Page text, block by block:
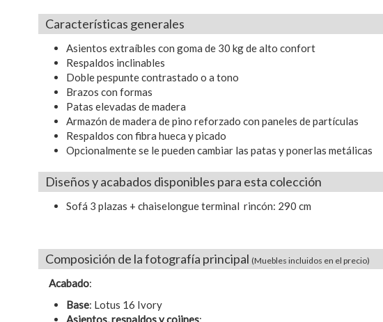
Características generales
Asientos extraíbles con goma de 30 kg de alto confort
Respaldos inclinables
Doble pespunte contrastado o a tono
Brazos con formas
Patas elevadas de madera
Armazón de madera de pino reforzado con paneles de partículas
Respaldos con fibra hueca y picado
Opcionalmente se le pueden cambiar las patas y ponerlas metálicas
Diseños y acabados disponibles para esta colección
Sofá 3 plazas + chaiselongue terminal rincón: 290 cm
Composición de la fotografía principal (Muebles incluidos en el precio)
Acabado:
Base: Lotus 16 Ivory
Asientos, respaldos y cojines: